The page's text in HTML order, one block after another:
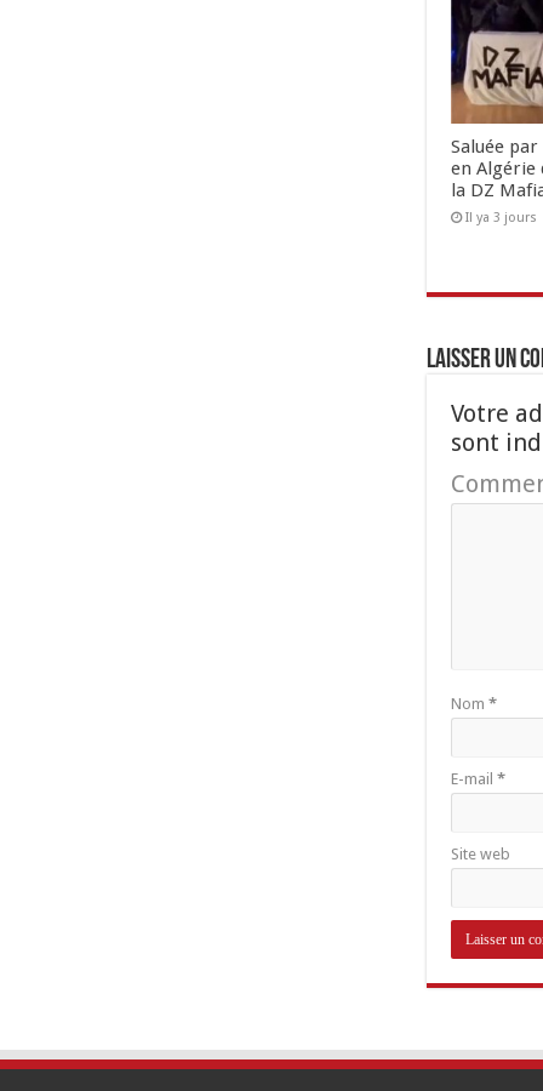
Saluée
en Algérie
la DZ
Il ya 3 jours
Laisser un
Votre
sont
Nom *
E-mail *
Site web